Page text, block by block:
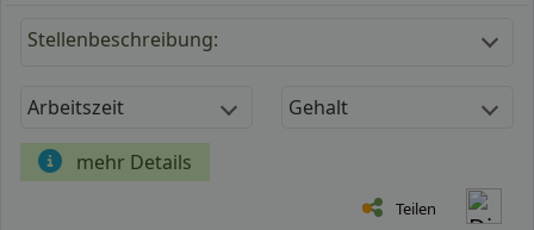
Stellenbeschreibung:
Arbeitszeit Gehalt
mehr Details
Teilen